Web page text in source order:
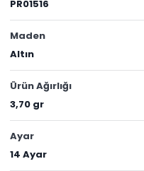
PR01516
Maden
Altın
Ürün Ağırlığı
3,70 gr
Ayar
14 Ayar